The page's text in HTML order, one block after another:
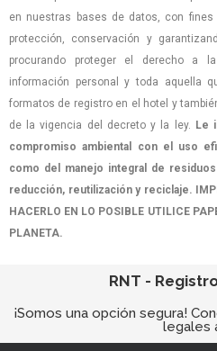
en nuestras bases de datos, con
protección, conservación y
procurando proteger el derecho a
información personal y toda aquella
formatos de registro en el hotel y
de la vigencia del decreto y la ley. Le
compromiso ambiental con el uso
como del manejo integral de
reducción, reutilización y reciclaje.
HACERLO EN LO POSIBLE UTILICE
PLANETA.
RNT -
¡Somos una opción segura!
legales